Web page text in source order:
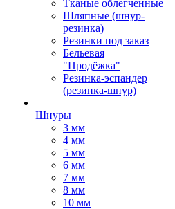
Тканые облегченные
Шляпные (шнур-
резинка)
Резинки под заказ
Бельевая
"Продёжка"
Резинка-эспандер
(резинка-шнур)
Шнуры
3 мм
4 мм
5 мм
6 мм
7 мм
8 мм
10 мм